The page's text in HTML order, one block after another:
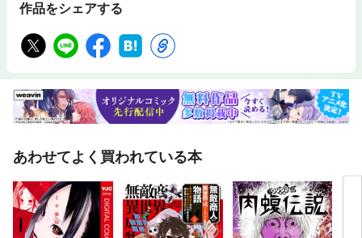
作品をシェアする
あわせてよく買われている本